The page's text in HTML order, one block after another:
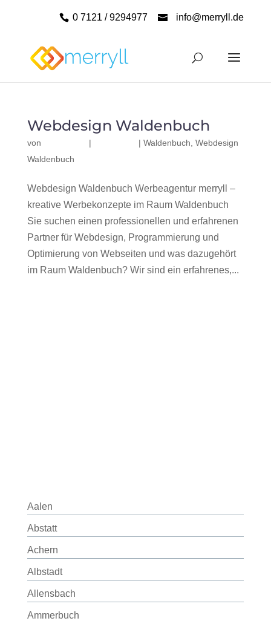
0 7121 / 9294977 info@merryll.de
Webdesign Waldenbuch
von | | Waldenbuch Webdesign
Waldenbuch
Webdesign Waldenbuch Werbeagentur merryll –
kreative Werbekonzepte im Raum Waldenbuch
Sie suchen einen professionellen und erfahrenen
Partner für Webdesign, Programmierung und
Optimierung von Webseiten und was dazugehört
im Raum Waldenbuch? Wir sind ein erfahrenes,...
Aalen
Abstatt
Achern
Albstadt
Allensbach
Ammerbuch